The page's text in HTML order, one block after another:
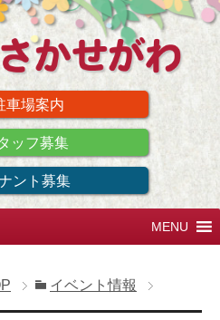
車場案内
ッフ募集
ント募集
イベント情報